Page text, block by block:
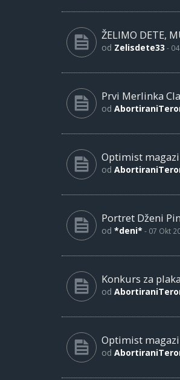
ŽELIMO DETE,
od Zelisdete33 -
Prvi Merlinka
od
Optimist
od
Portret Dženi
od *deni* - 07 Okt
Konkurs za
od
Optimist
od